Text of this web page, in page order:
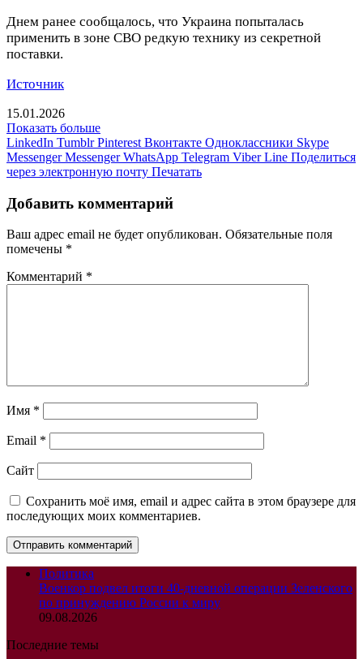
Днем ранее сообщалось, что Украина попыталась
применить в зоне СВО редкую технику из секретной
поставки.
Источник
15.01.2026
Показать больше
LinkedIn Tumblr Pinterest Вконтакте Одноклассники Skype
Messenger Messenger WhatsApp Telegram Viber Line Поделиться
через электронную почту Печатать
Добавить комментарий
Ваш адрес email не будет опубликован. Обязательные поля
помечены *
Комментарий *
Имя *
Email *
Сайт
Сохранить моё имя, email и адрес сайта в этом браузере для
последующих моих комментариев.
Политика
Военкор подвел итоги 40-дневной операции Зеленского
по принуждению России к миру
09.08.2026
Последние темы